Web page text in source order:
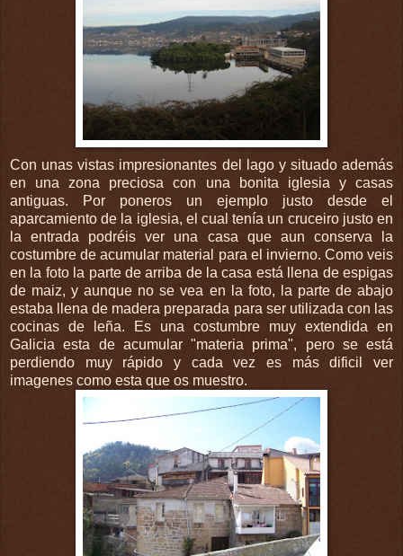
Con unas vistas impresionantes del lago y situado además
en una zona preciosa con una bonita iglesia y casas
antiguas. Por poneros un ejemplo justo desde el
aparcamiento de la iglesia, el cual tenía un cruceiro justo en
la entrada podréis ver una casa que aun conserva la
costumbre de acumular material para el invierno. Como veis
en la foto la parte de arriba de la casa está llena de espigas
de maiz, y aunque no se vea en la foto, la parte de abajo
estaba llena de madera preparada para ser utilizada con las
cocinas de leña. Es una costumbre muy extendida en
Galicia esta de acumular "materia prima", pero se está
perdiendo muy rápido y cada vez es más dificil ver
imagenes como esta que os muestro.